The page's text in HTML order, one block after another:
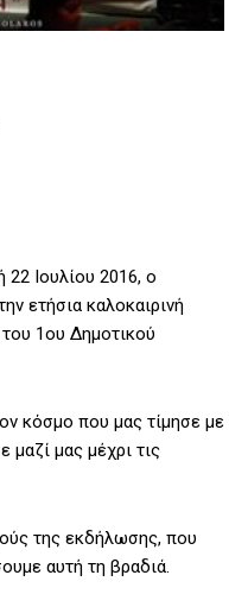
Ιουλίου 2016, ο
ετήσια καλοκαιρινή
1ου Δημοτικού
κόσμο που μας τίμησε με
μαζί μας μέχρι τις
της εκδήλωσης, που
αυτή τη βραδιά.